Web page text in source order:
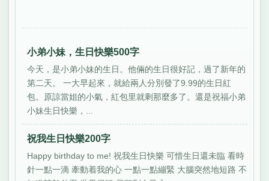
小弟小妹，生日快樂500字
今天，是小弟小妹的生日。他倆的生日很好記，過了新年的
第二天。 一大早起來，就給兩人分別發了9.99的生日紅
包。原諒當姐的小氣，紅包里就剩那麼多了。還是祝福小弟
小妹生日快樂，...
祝我生日快樂200字
Happy birthday to me! 祝我生日快樂 可惜生日還未臨 看時
針一點一滴 牽動着我的心 一點一點繃緊 大腦突然地短路 不